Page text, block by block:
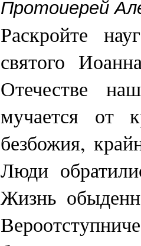
г. Минск
Московская
Храм
в
Храм
Жулебино
Храмовый
Протоиерей
Раскройте
святого
Отечестве
мучается от
безбожия,
Люди
Жизнь